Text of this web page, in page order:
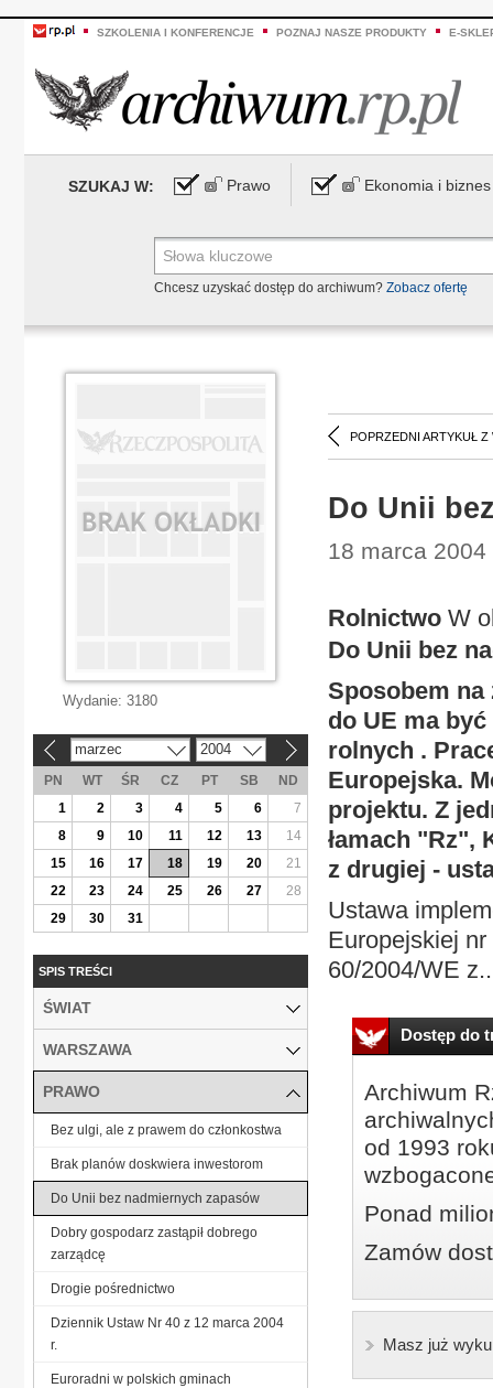
SZKOLENIA I KONFERENCJE POZNAJ NASZE PRODUKTY E-
SZUKAJ W: Prawo Ekonomia i biznes
Chcesz uzyskać dostęp do archiwum? Zobacz ofertę
POPRZEDNI ARTYKUŁ Z
Do Unii
18 marca 2004
Rolnictwo W
Do Unii bez
Sposobem
do UE ma
rolnych .
Europejska.
projektu. Z
łamach "Rz",
z drugiej -
Ustawa
Europejskiej
60/2004/WE
Dostęp do
Archiwum
od 1993
Ponad
Zamów
Masz już
Wydanie: 3180
marzec 2004
PN WT ŚR CZ PT SB
ND
1
2 3 4 5 6
7
8
9 10 11 12 13
14
15
16 17 18 19 20
21
22
23 24 25 26 27
28
29
30 31
SPIS TREŚCI
ŚWIAT
WARSZAWA
PRAWO
Bez ulgi, ale z prawem do członkostwa
Brak planów doskwiera inwestorom
Do Unii bez nadmiernych zapasów
Dobry gospodarz zastąpił dobrego
zarządcę
Drogie pośrednictwo
Dziennik Ustaw Nr 40 z 12 marca 2004
r.
Euroradni w polskich gminach